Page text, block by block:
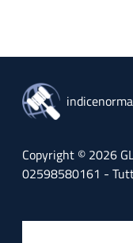
Copyright © 2026
02598580161 -